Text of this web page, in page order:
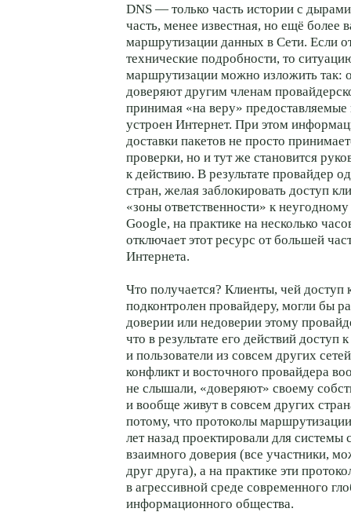
DNS — только часть истории с
часть, менее известная, но ещё
маршрутизации данных в Сети. Если
технические подробности, то
маршрутизации можно изложить так:
доверяют другим членам
принимая «на веру»
устроен Интернет. При этом
доставки пакетов не просто
проверки, но и тут же становится
к действию. В результате провайдер
стран, желая заблокировать доступ
«зоны ответственности» к
Google, на практике на несколько
отключает этот ресурс от большей
Интернета.
Что получается? Клиенты, чей
подконтролен провайдеру, могли бы
доверии или недоверии этому
что в результате его действий доступ
и пользователи из совсем других
конфликт и восточного провайдера
не слышали, «доверяют» своему
и вообще живут в совсем других
потому, что протоколы
лет назад проектировали для
взаимного доверия (все участники,
друг друга), а на практике эти
в агрессивной среде современного
информационного общества.